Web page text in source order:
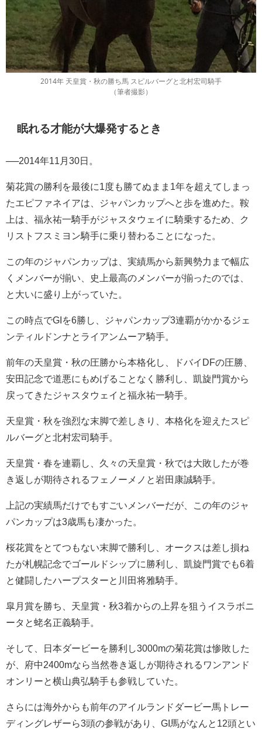
2014年 天皇賞・秋の勝ち馬 スピルバーグと北村宏司騎手
（筆者撮影）
眠れる才能が大爆発するとき
──2014年11月30日。
菊花賞の勝利を最後に1度も勝てぬまま1年を超えてしまっ
たエピファネイアは、ジャパンカップへと歩を進めた。鞍
上は、福永祐一騎手がジャスタウェイに騎乗するため、ク
リストフスミヨン騎手に乗り替わることになった。
この年のジャパンカップは、実績馬から新興勢力まで幅広
くメンバーが揃い、史上最高のメンバーが揃ったのでは、
と大いに盛り上がっていた。
この時点でGIを6勝し、ジャパンカップ3連覇がかかるジェ
ンティルドンナとライアンムーア騎手。
前年の天皇賞・秋の圧勝から本格化し、ドバイDFの圧勝、
安田記念で道悪にもめげることなく勝利し、凱旋門賞から
戻ってきたジャスタウェイと福永祐一騎手。
天皇賞・秋を強烈な末脚で差しきり、本格化を迎えたスピ
ルバーグと北村宏司騎手。
天皇賞・春を連覇し、久々の天皇賞・秋では大敗したが巻
き返しが期待されるフェノーメノと岩田康誠騎手。
上記の実績馬だけでもすごいメンバーだが、この年のジャ
パンカップは3歳馬も凄かった。
桜花賞をとてつもない末脚で勝利し、オークスは差し損ね
たが札幌記念でゴールドシップに勝利し、凱旋門賞でも6着
と健闘したハープスターと川田将雅騎手。
皐月賞を勝ち、天皇賞・秋3着からの上昇を狙うイスラボニ
ータと蛯名正義騎手。
そして、日本ダービーを勝利し3000mの菊花賞は惨敗した
が、府中2400mなら当然巻き返しが期待されるワンアンド
オンリーと横山典弘騎手も参戦していた。
さらには海外からも前年のアイルランドダービー馬トレー
ディングレザーら3頭の参戦があり、GI馬がなんと12頭とい